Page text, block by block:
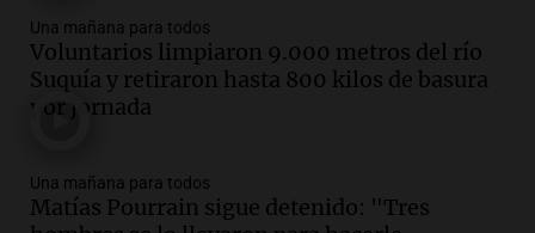
Audio.Mateo, a los 25 años, lucha
contra el tiempo: necesita un trasplante
para poder seguir viviend
Episodios
Audio.Estiman que la inflación nacional
Una mañana para todos
Voluntarios limpiaron 9.000 metros del río
Suquía y retiraron hasta 800 kilos de basura
por jornada
Una mañana para todos
Matías Pourrain sigue detenido: "Tres